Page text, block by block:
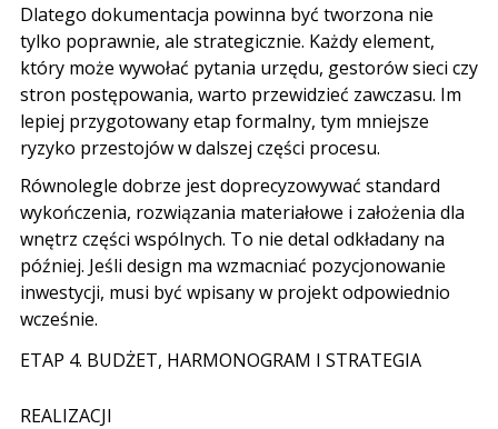
Dlatego dokumentacja powinna być tworzona nie
tylko poprawnie, ale strategicznie. Każdy element,
który może wywołać pytania urzędu, gestorów sieci czy
stron postępowania, warto przewidzieć zawczasu. Im
lepiej przygotowany etap formalny, tym mniejsze
ryzyko przestojów w dalszej części procesu.
Równolegle dobrze jest doprecyzowywać standard
wykończenia, rozwiązania materiałowe i założenia dla
wnętrz części wspólnych. To nie detal odkładany na
później. Jeśli design ma wzmacniać pozycjonowanie
inwestycji, musi być wpisany w projekt odpowiednio
wcześnie.
ETAP 4. BUDŻET, HARMONOGRAM I STRATEGIA
REALIZACJI